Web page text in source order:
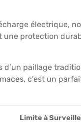
électrique,
une protection
d’un paillage
c’est un
Limite à